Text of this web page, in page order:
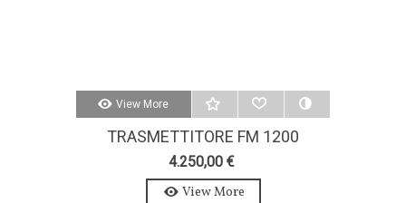
View More
TRASMETTITORE FM 1200
WATTS-AXON 1200W-STEREO-
MPX
4.250,00 €
View More